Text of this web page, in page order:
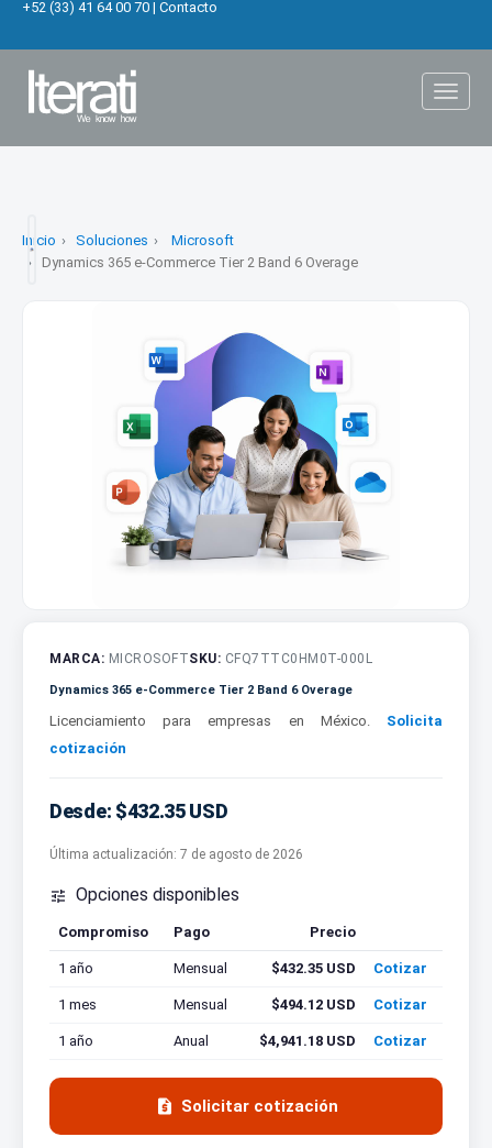
+52 (33) 41 64 00 70 | Contacto
Inicio Soluciones
Microsoft
Dynamics 365 e-Commerce Tier 2 Band 6 Overage
MARCA: MICROSOFTSKU: CFQ7TTC0HM0T-000L
Dynamics 365 e-Commerce Tier 2 Band 6 Overage
Licenciamiento para empresas en México. Solicita
cotización
Desde: $432.35 USD
Última actualización: 7 de agosto de 2026
 Opciones disponibles
Compromiso Pago Precio
1 año
Mensual $432.35 USD Cotizar
1 mes Mensual $494.12 USD Cotizar
1 año Anual $4,941.18 USD Cotizar
 Solicitar cotización